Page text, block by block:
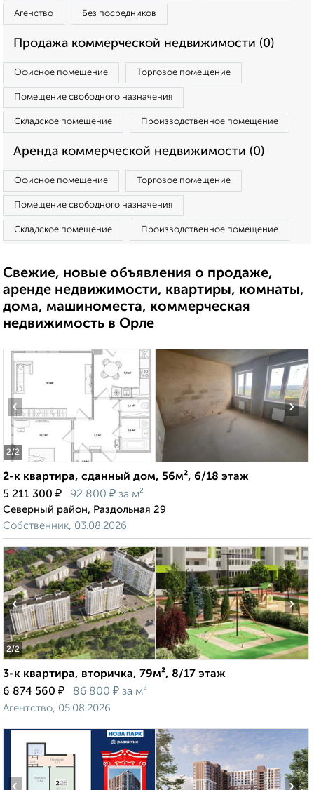
Агенство Без посредников
Продажа коммерческой недвижимости (0)
Офисное помещение Торговое помещение
Помещение свободного назначения
Складское помещение Производственное помещение
Аренда коммерческой недвижимости (0)
Офисное помещение Торговое помещение
Помещение свободного назначения
Складское помещение Производственное помещение
Свежие, новые объявления о продаже,
аренде недвижимости, квартиры, комнаты,
дома, машиноместа, коммерческая
недвижимость в Орле
2/2
‹ ›
2-к квартира, сданный дом, 56м², 6/18 этаж
5 211 300 ₽ 92 800 ₽ за м²
Северный район, Раздольная 29
Собственник, 03.08.2026
2/2
‹ ›
3-к квартира, вторичка, 79м², 8/17 этаж
6 874 560 ₽ 86 800 ₽ за м²
Агентство, 05.08.2026
‹ ›